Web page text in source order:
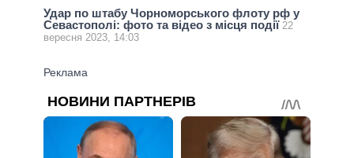
Удар по штабу Чорноморського флоту рф у
Севастополі: фото та відео з місця події 22
вересня 2023, 14:03